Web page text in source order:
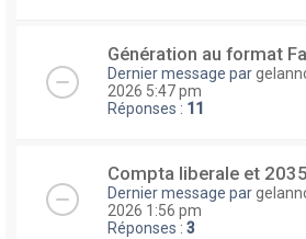
Génération au format
Dernier message par
2026 5:47 pm
Réponses : 11
Compta liberale et 2035
Dernier message par
2026 1:56 pm
Réponses : 3